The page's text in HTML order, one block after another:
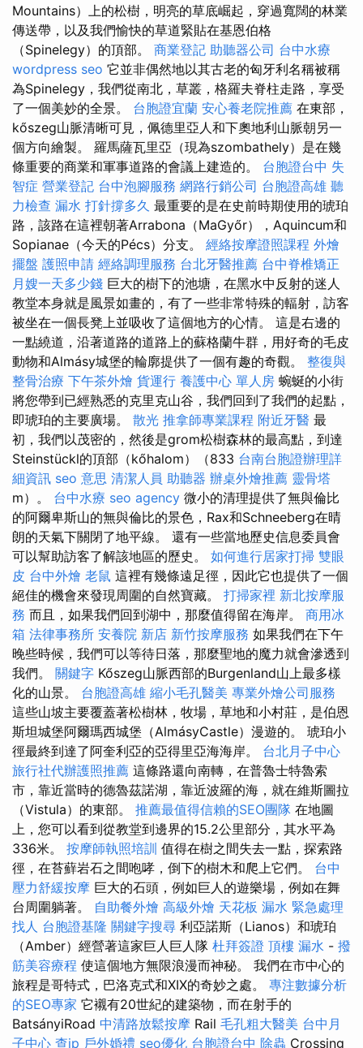
Mountains）上的松樹，明亮的草底崛起，穿過寬闊的林業
傳送帶，以及我們愉快的草道緊貼在基恩伯格
（Spinelegy）的頂部。 商業登記 助聽器公司 台中水療
wordpress seo 它並非偶然地以其古老的匈牙利名稱被稱
為Spinelegy，我們從南北，草叢，格羅夫脊柱走路，享受
了一個美妙的全景。 台胞證宜蘭 安心養老院推薦 在東部，
kőszeg山脈清晰可見，佩德里亞人和下奧地利山脈朝另一
個方向繪製。 羅馬薩瓦里亞（現為szombathely）是在幾
條重要的商業和軍事道路的會議上建造的。 台胞證台中 失
智症 營業登記 台中泡腳服務 網路行銷公司 台胞證高雄 聽
力檢查 漏水 打針撐多久 最重要的是在史前時期使用的琥珀
路，該路在這裡朝著Arrabona（MaGyőr），Aquincum和
Sopianae（今天的Pécs）分支。 經絡按摩證照課程 外燴
擺盤 護照申請 經絡調理服務 台北牙醫推薦 台中脊椎矯正
月嫂一天多少錢 巨大的樹下的池塘，在黑水中反射的迷人
教堂本身就是風景如畫的，有了一些非常特殊的輻射，訪客
被坐在一個長凳上並吸收了這個地方的心情。 這是右邊的
一點繞道，沿著道路的道路上的蘇格蘭牛群，用好奇的毛皮
動物和Almásy城堡的輪廓提供了一個有趣的奇觀。 整復與
整骨治療 下午茶外燴 貨運行 養護中心 單人房 蜿蜒的小街
將您帶到已經熟悉的克里克山谷，我們回到了我們的起點，
即琥珀的主要廣場。 散光 推拿師專業課程 附近牙醫 最
初，我們以茂密的，然後是grom松樹森林的最高點，到達
Steinstückl的頂部（kőhalom）（833 台南台胞證辦理詳
細資訊 seo 意思 清潔人員 助聽器 辦桌外燴推薦 靈骨塔
m）。 台中水療 seo agency 微小的清理提供了無與倫比
的阿爾卑斯山的無與倫比的景色，Rax和Schneeberg在晴
朗的天氣下關閉了地平線。 還有一些當地歷史信息委員會
可以幫助訪客了解該地區的歷史。 如何進行居家打掃 雙眼
皮 台中外燴 老鼠 這裡有幾條遠足徑，因此它也提供了一個
絕佳的機會來發現周圍的自然寶藏。 打掃家裡 新北按摩服
務 而且，如果我們回到湖中，那麼值得留在海岸。 商用冰
箱 法律事務所 安養院 新店 新竹按摩服務 如果我們在下午
晚些時候，我們可以等待日落，那麼聖地的魔力就會滲透到
我們。 關鍵字 Kőszeg山脈西部的Burgenland山上最多樣
化的山景。 台胞證高雄 縮小毛孔醫美 專業外燴公司服務
這些山坡主要覆蓋著松樹林，牧場，草地和小村莊，是伯恩
斯坦城堡阿爾瑪西城堡（AlmásyCastle）漫遊的。 琥珀小
徑最終到達了阿奎利亞的亞得里亞海海岸。 台北月子中心
旅行社代辦護照推薦 這條路還向南轉，在普魯士特魯索
市，靠近當時的德魯茲諾湖，靠近波羅的海，就在維斯圖拉
（Vistula）的東部。 推薦最值得信賴的SEO團隊 在地圖
上，您可以看到從教堂到邊界的15.2公里部分，其水平為
336米。 按摩師執照培訓 值得在樹之間失去一點，探索路
徑，在苔蘚岩石之間咆哮，倒下的樹木和爬上它們。 台中
壓力舒緩按摩 巨大的石頭，例如巨人的遊樂場，例如在舞
台周圍躺著。 自助餐外燴 高級外燴 天花板 漏水 緊急處理
找人 台胞證基隆 關鍵字搜尋 利亞諾斯（Lianos）和琥珀
（Amber）經營著這家巨人巨人隊 杜拜簽證 頂樓 漏水 - 撥
筋美容療程 使這個地方無限浪漫而神秘。 我們在市中心的
旅程是哥特式，巴洛克式和XIX的奇妙之處。 專注數據分析
的SEO專家 它襯有20世紀的建築物，而在射手的
BatsányiRoad 中清路放鬆按摩 Rail 毛孔粗大醫美 台中月
子中心 查ip 戶外婚禮 seo優化 台胞證台中 除蟲 Crossing